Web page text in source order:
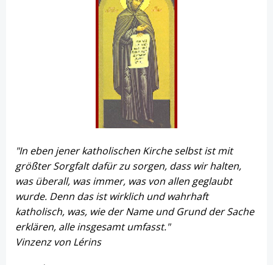
"In eben jener katholischen Kirche selbst ist mit
größter Sorgfalt dafür zu sorgen, dass wir halten,
was überall, was immer, was von allen geglaubt
wurde. Denn das ist wirklich und wahrhaft
katholisch, was, wie der Name und Grund der Sache
erklären, alle insgesamt umfasst."
Vinzenz von Lérins